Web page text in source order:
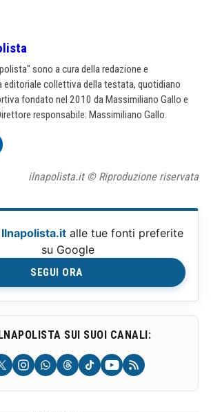
sono a cura della redazione e
editoriale collettiva della testata, quotidiano
fondato nel 2010 da Massimiliano Gallo e
responsabile: Massimiliano Gallo.
ilnapolista.it © Riproduzione riservata
Ilnapolista.it alle tue fonti preferite
su Google
SEGUI ORA
SUI SUOI CANALI: